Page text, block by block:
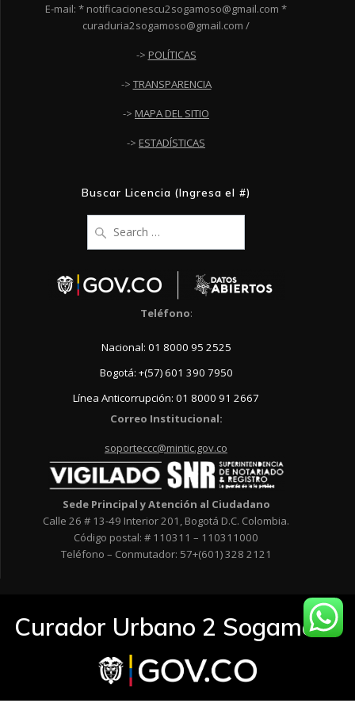
E-mail: * notificacionescu2sogamoso@gmail.com *
curaduria2sogamoso@gmail.com /
-> POLÍTICAS
-> TRANSPARENCIA
-> MAPA DEL SITIO
-> ESTADÍSTICAS
Buscar Licencia (Ingresa el #)
for:
Teléfono:
Nacional: 01 8000 95 2525
Bogotá: +(57) 601 390 7950
Línea Anticorrupción: 01 8000 91 2667
Correo Institucional:
soporteccc@mintic.gov.co
Sede Principal y Atención al Ciudadano
Calle 26 # 13-49 Interior 201, Bogotá D.C. Colombia.
Código postal: # 110311 – 110311000
Teléfono – Conmutador: 57+(601) 328 2121
Curador Urbano 2 Sogamoso